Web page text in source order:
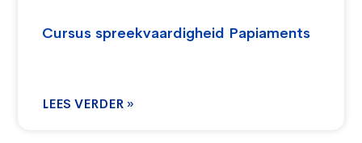
Cursus spreekvaardigheid Papiaments
LEES VERDER »